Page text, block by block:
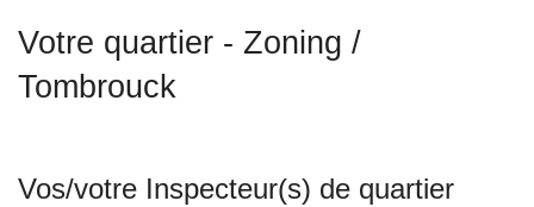
Votre quartier - Zoning /
Tombrouck
Vos/votre Inspecteur(s) de quartier